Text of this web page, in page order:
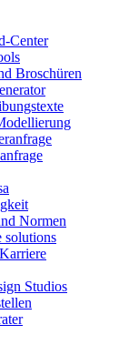
Center
Broschüren
Normen
solutions
Studios